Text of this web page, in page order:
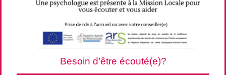
Besoin d’être écouté(e)?